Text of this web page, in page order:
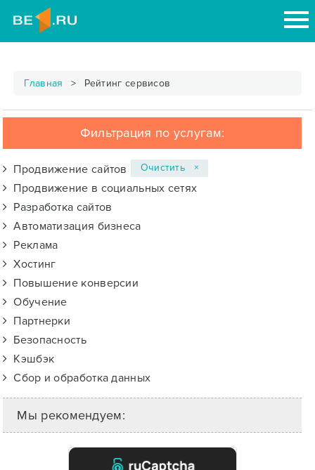
Главная Рейтинг сервисов
Фильтрация по услугам:
Продвижение сайтов
Продвижение в социальных сетях
Разработка сайтов
Автоматизация бизнеса
Реклама
Хостинг
Повышение конверсии
Обучение
Партнерки
Безопасность
Кэшбэк
Сбор и обработка данных
Очистить ×
Мы рекомендуем: